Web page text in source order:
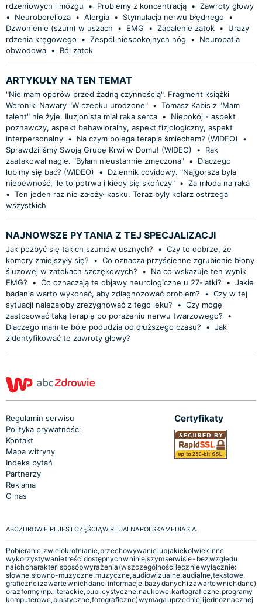
rdzeniowych i mózgu
• Problemy z koncentracją • Zawroty głowy
•
Neuroborelioza • Alergia • Stymulacja nerwu błędnego
•
Dzwonienie (szum) w uszach
• EMG • Zapalenie zatok •
Urazy
rdzenia kręgowego
• Zespół niespokojnych nóg •
Neuropatia
obwodowa • Ból zatok
ARTYKUŁY NA TEN TEMAT
"Nie mam oporów przed żadną czynnością". Fragment książki
Weroniki Nawary "W czepku urodzone" • Tomasz Kabis z "Mam
talent" nie żyje. Iluzjonista miał raka serca •
Niepokój - aspekt
poznawczy, aspekt behawioralny, aspekt fizjologiczny, aspekt
interpersonalny • Na czym polega terapia śmiechem? (WIDEO)
•
Sprawdziliśmy Swoją Grupę Krwi w Domu! (WIDEO)
•
Rak
zaatakował nagle. "Byłam nieustannie zmęczona" •
Dlaczego
lubimy się bać? (WIDEO)
•
Dziennik covidowy. "Najgorsza była
niepewność, ile to potrwa i kiedy się skończy" • Za młoda na raka
• Ten jeden raz nie założył kasku. Teraz były kolarz ostrzega
wszystkich
NAJNOWSZE PYTANIA Z TEJ SPECJALIZACJI
Jak pozbyć się takich szumów usznych? • Czy to dobrze, że
komory zmiejszyły się?
• Co oznacza przyścienne zgrubienie błony
śluzowej w zatokach szczękowych?
•
Na co wskazuje ten wynik
EMG?
• Co oznaczają te objawy neurologiczne u 27-latki? • Jakie
badania warto wykonać, aby zdiagnozować problem?
• Czy w tej
sytuacji należałoby zrezygnować z tego leku?
• Czy mogę
zastosować taką terapię po porażeniu nerwu twarzowego?
•
Dlaczego mam te bóle podudzia od dłuższego czasu?
• Jak
zidentyfikować te zawroty głowy?
Regulamin serwisu
Polityka prywatności
Kontakt
Mapa witryny
Indeks pytań
Partnerzy
Reklama
O nas
Certyfikaty
ABCZDROWIE.PL JEST CZĘŚCIĄ WIRTUALNA POLSKA MEDIA S.A.
Pobieranie, zwielokrotnianie, przechowywanie lub jakiekolwiek inne
wykorzystywanie treści dostępnych w niniejszym serwisie - bez względu
na ich charakter i sposób wyrażenia (w szczególności lecz nie wyłącznie:
słowne, słowno-muzyczne, muzyczne, audiowizualne, audialne, tekstowe,
graficzne i zawarte w nich dane i informacje, bazy danych i zawarte w nich dane)
oraz formę (np. literackie, publicystyczne, naukowe, kartograficzne, programy
komputerowe, plastyczne, fotograficzne) wymaga uprzedniej i jednoznacznej